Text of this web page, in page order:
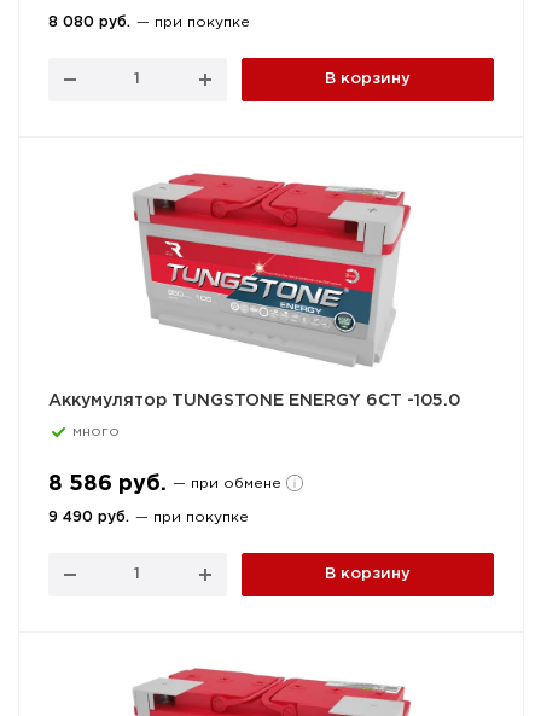
8 080 руб. — при покупке
В корзину
Аккумулятор TUNGSTONE ENERGY 6СТ -105.0
много
8 586 руб. — при обмене
9 490 руб. — при покупке
В корзину